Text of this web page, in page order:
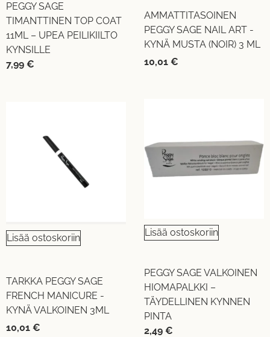
PEGGY SAGE
TIMANTTINEN TOP COAT
11ML – UPEA PEILIKIILTO
KYNSILLE
7,99 €
AMMATTITASOINEN
PEGGY SAGE NAIL ART -
KYNÄ MUSTA (NOIR) 3 ML
10,01 €
Lisää ostoskoriin
TARKKA PEGGY SAGE
FRENCH MANICURE -
KYNÄ VALKOINEN 3ML
10,01 €
Lisää ostoskoriin
PEGGY SAGE VALKOINEN
HIOMAPALKKI –
TÄYDELLINEN KYNNEN
PINTA
2,49 €